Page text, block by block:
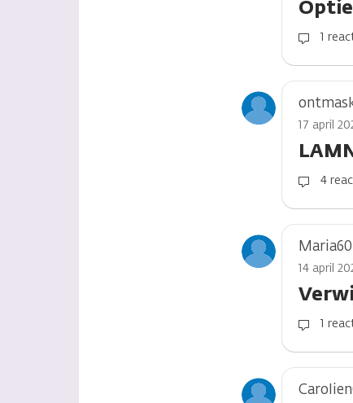
1
17 april
4
Maria60
14 april
1